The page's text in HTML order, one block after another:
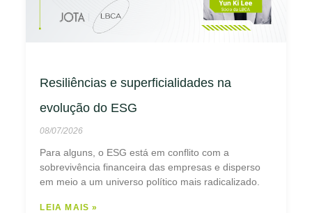
Resiliências e superficialidades na
evolução do ESG
08/07/2026
Para alguns, o ESG está em conflito com a
sobrevivência financeira das empresas e disperso
em meio a um universo político mais radicalizado.
LEIA MAIS »